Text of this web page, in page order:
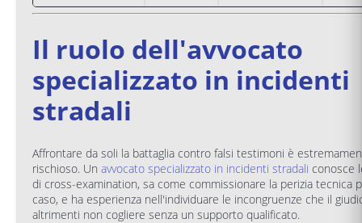
Il ruolo dell'avvocato
specializzato in incidenti
stradali
Affrontare da soli la battaglia contro falsi testimoni è
rischioso. Un avvocato specializzato in incidenti stradali conosce
di cross-examination, sa come commissionare la perizia tecnica
caso, e ha esperienza nell'individuare le incongruenze che il
altrimenti non cogliere senza un supporto qualificato.